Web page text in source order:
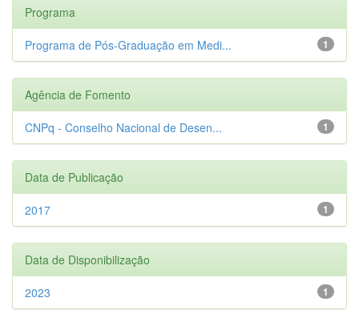
Programa
1
Programa de Pós-Graduação em Medi...
Agência de Fomento
1
CNPq - Conselho Nacional de Desen...
Data de Publicação
1
2017
Data de Disponibilização
1
2023